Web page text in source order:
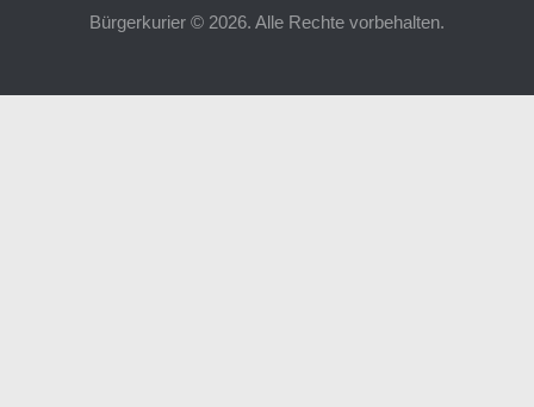
Bürgerkurier © 2026. Alle Rechte vorbehalten.